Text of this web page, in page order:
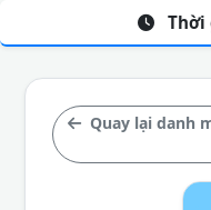
Quay lại danh
Thời